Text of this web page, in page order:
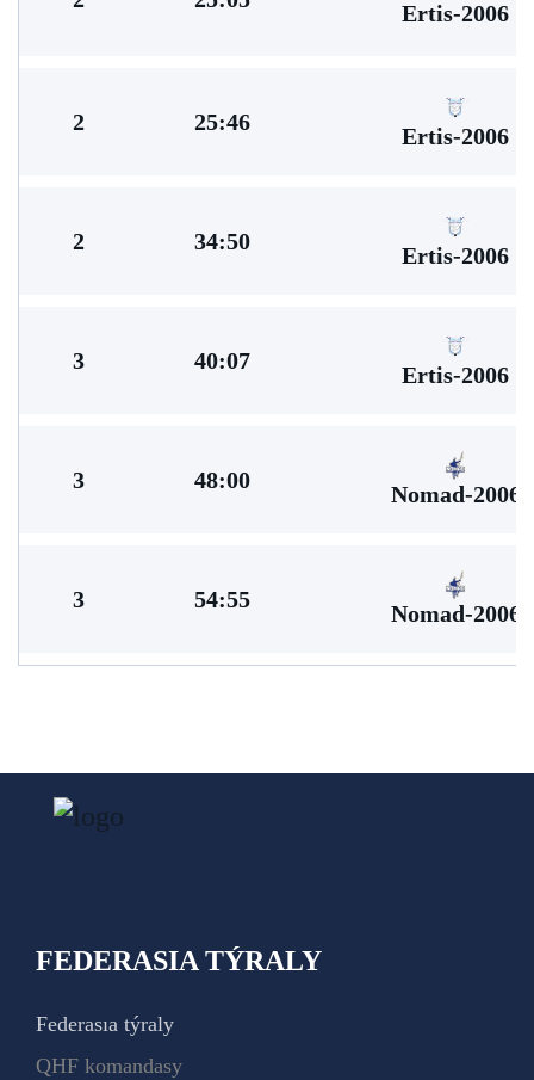
Ertis-2006
2 25:46
Ertis-2006
2 34:50
Ertis-2006
3 40:07
Ertis-2006
3 48:00
Nomad-2006
3 54:55
Nomad-2006
FEDERASIA TÝRALY
Federasıa týraly
QHF komandasy